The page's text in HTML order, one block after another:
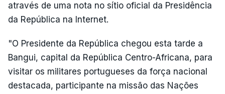
através de uma nota no sítio oficial da Presidência
da República na Internet.
"O Presidente da República chegou esta tarde a
Bangui, capital da República Centro-Africana, para
visitar os militares portugueses da força nacional
destacada, participante na missão das Nações